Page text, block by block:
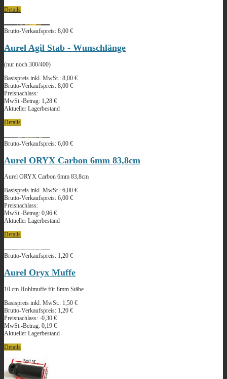
Details
Brutto-Verkaufspreis: 8,00 €
Aurel Agil Stab - Wunschlänge
(nur noch 300/400)
Basispreis inkl. MwSt.: 8,00 €
Brutto-Verkaufspreis: 8,00 €
Preisnachlass:
MwSt.-Betrag: 1,28 €
Aktueller Lagerbestand
Details
Brutto-Verkaufspreis: 6,00 €
Aurel ORYX Carbon 6mm 83,8cm
Aurel ORYX Carbon 6mm 83,8cm
Basispreis inkl. MwSt.: 6,00 €
Brutto-Verkaufspreis: 6,00 €
Preisnachlass:
MwSt.-Betrag: 0,96 €
Aktueller Lagerbestand
Details
Brutto-Verkaufspreis: 1,20 €
Aurel Oryx Muffe
10 cm Hohlmuffe für 8mm Stäbe
Basispreis inkl. MwSt.: 1,50 €
Brutto-Verkaufspreis: 1,20 €
Preisnachlass: -0,30 €
MwSt.-Betrag: 0,19 €
Aktueller Lagerbestand
Details